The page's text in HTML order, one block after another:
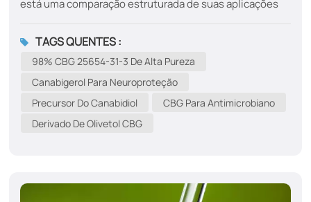
está uma comparação estruturada de suas aplicações
médicos primários​​CBG​​CDBNeuroproteção: Protege as
células nervosas nas doenças de Huntington, Parkinson
generalizada e a ansiedade socialAntimicrobiano:
Combate bactérias resistentes a antibióticos (por
exemplo, MRSA) Dor e inflamação: alivia dores crônicas
do sono por meio da modulação do GABA Glaucoma:
TAGS QUENTES :
98% CBG 25654-31-3 De Alta Pureza
Canabigerol Para Neuroproteção
Precursor Do Canabidiol
CBG Para Antimicrobiano
Derivado De Olivetol CBG